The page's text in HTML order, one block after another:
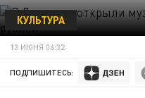
КУЛЬТУРА
13 ИЮНЯ 06:32
ПОДПИШИТЕСЬ: